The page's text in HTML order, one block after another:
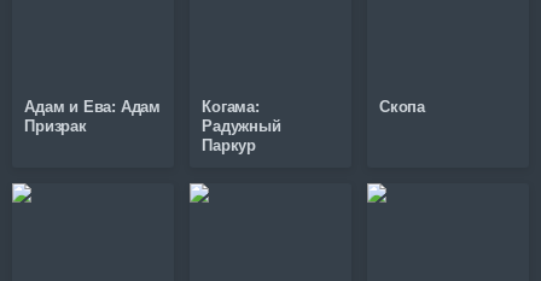
Адам и Ева: Адам
Призрак
Когама:
Радужный
Паркур
Скопа